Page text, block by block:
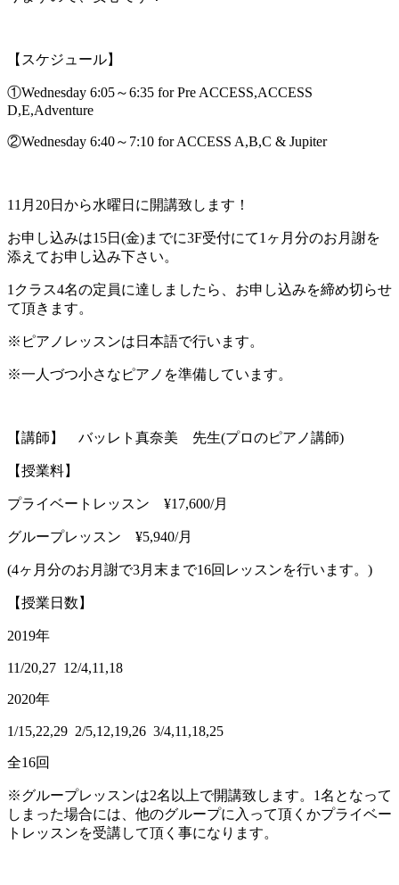
【スケジュール】
①Wednesday 6:05～6:35 for Pre ACCESS,ACCESS
D,E,Adventure
②Wednesday 6:40～7:10 for ACCESS A,B,C & Jupiter
11月20日から水曜日に開講致します！
お申し込みは15日(金)までに3F受付にて1ヶ月分のお月謝を
添えてお申し込み下さい。
1クラス4名の定員に達しましたら、お申し込みを締め切らせ
て頂きます。
※ピアノレッスンは日本語で行います。
※一人づつ小さなピアノを準備しています。
【講師】 バッレト真奈美 先生(プロのピアノ講師)
【授業料】
プライベートレッスン ¥17,600/月
グループレッスン ¥5,940/月
(4ヶ月分のお月謝で3月末まで16回レッスンを行います。)
【授業日数】
2019年
11/20,27 12/4,11,18
2020年
1/15,22,29 2/5,12,19,26 3/4,11,18,25
全16回
※グループレッスンは2名以上で開講致します。1名となって
しまった場合には、他のグループに入って頂くかプライベー
トレッスンを受講して頂く事になります。